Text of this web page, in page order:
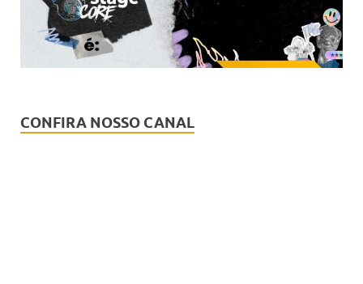
CONFIRA NOSSO CANAL